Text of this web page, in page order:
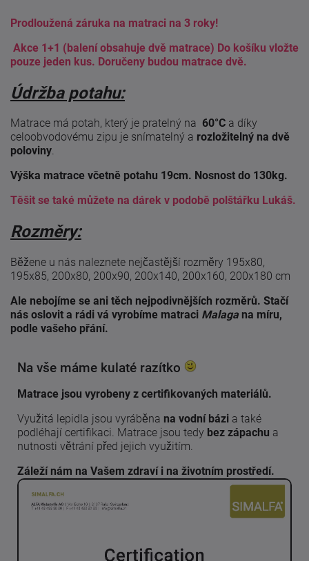
Prodloužená záruka na matraci na 3 roky!
Akce 1+1 (balení obsahuje dvě matrace) Do košíku vložte
pouze jeden kus. Doručeny budou matrace dvě.
Údržba potahu:
Matrace má potah, který je pratelný na 60°C a díky
celoobvodovému zipu je snímatelný a rozložitelný na dvě
poloviny.
Výška matrace včetně potahu 19cm. Nosnost do 130kg.
Těšit se také můžete na dárek v podobě polštářku Lukáš.
Rozměry:
Běžene u nás naleznete nejčastější rozměry 195x80,
195x85, 200x80, 200x90, 200x140, 200x160, 200x180 cm
Ale nebojíme se ani těch nejpodivnějších rozměrů. Stačí
nás oslovit a rádi vá vyrobíme matraci Malaga na míru,
podle vašeho přání.
Na vše máme kulaté razítko
Matrace jsou vyrobeny z certifikovaných materiálů.
Využitá lepidla jsou vyráběna na vodní bázi a také
podléhají certifikaci. Matrace jsou tedy bez zápachu a
nutnosti větrání před jejich využitím.
Záleží nám na Vašem zdraví i na životním prostředí.